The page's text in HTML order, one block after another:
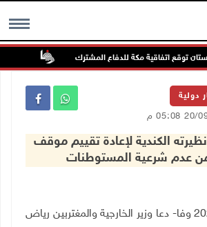
MENU توقع اتفاقية مكة للدفاع المشترك
دولية
الكندية لإعادة تقييم موقف
من عدم شرعية المستوطنات
نيويورك 20-9-2023 وفا- دعا وزير الخارجية والمغتربين رياض